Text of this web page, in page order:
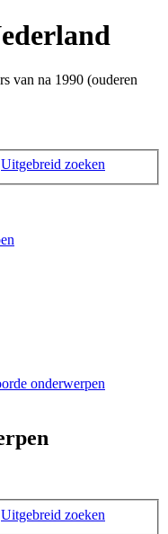
van na 1990 (ouderen
Uitgebreid zoeken
onderwerpen
Uitgebreid zoeken